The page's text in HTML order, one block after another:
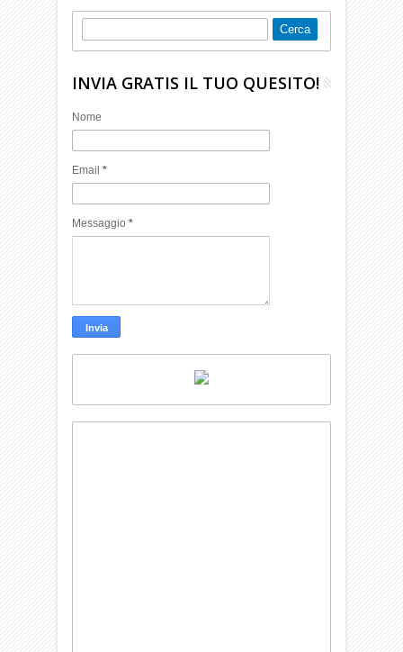
INVIA GRATIS IL TUO QUESITO!
Nome
Email*
Messaggio*